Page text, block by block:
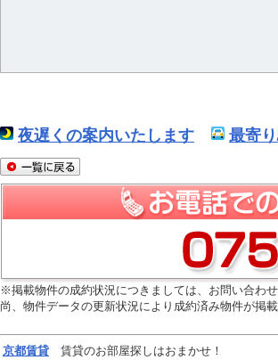
夜遅くの案内いたします 最寄
※掲載物件の成約状況につきましては、お問い合わせ
尚、物件データの更新状況により成約済み物件が掲
京都賃貸 賃貸のお部屋探しはおまかせ！